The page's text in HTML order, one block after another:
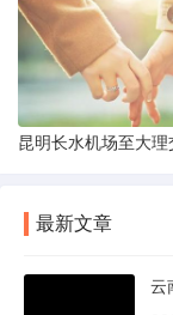
最新文章
云